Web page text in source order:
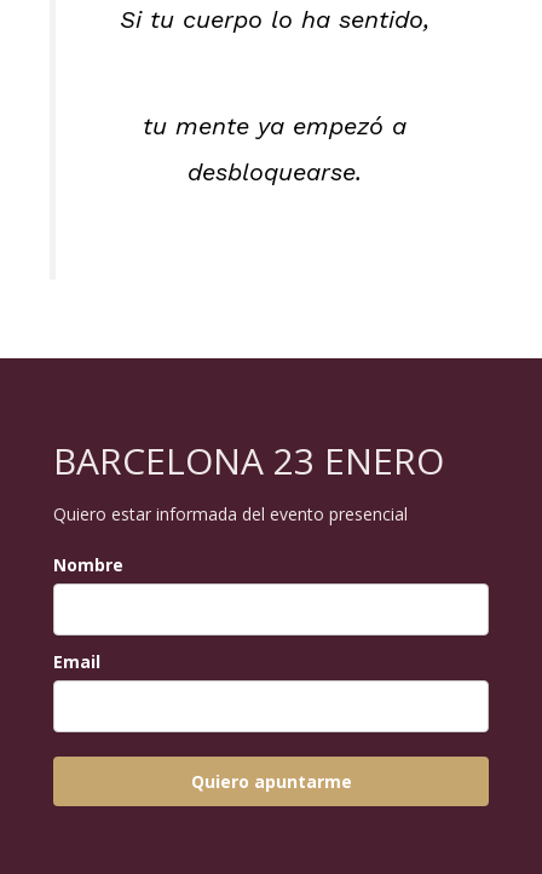
Si tu cuerpo lo ha sentido,
tu mente ya empezó a
desbloquearse.
BARCELONA 23 ENERO
Quiero estar informada del evento presencial
Nombre
Email
Quiero apuntarme